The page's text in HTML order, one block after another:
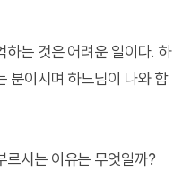
하는 것은 어려운 일이다. 하
분이시며 하느님이 나와 함
르시는 이유는 무엇일까?